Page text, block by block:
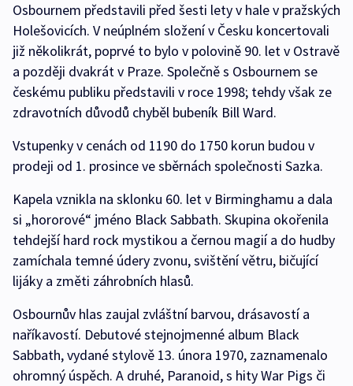
Osbournem představili před šesti lety v hale v pražských
Holešovicích. V neúplném složení v Česku koncertovali
již několikrát, poprvé to bylo v polovině 90. let v Ostravě
a později dvakrát v Praze. Společně s Osbournem se
českému publiku představili v roce 1998; tehdy však ze
zdravotních důvodů chyběl bubeník Bill Ward.
Vstupenky v cenách od 1190 do 1750 korun budou v
prodeji od 1. prosince ve sběrnách společnosti Sazka.
Kapela vznikla na sklonku 60. let v Birminghamu a dala
si „hororové“ jméno Black Sabbath. Skupina okořenila
tehdejší hard rock mystikou a černou magií a do hudby
zamíchala temné údery zvonu, svištění větru, bičující
lijáky a změti záhrobních hlasů.
Osbournův hlas zaujal zvláštní barvou, drásavostí a
naříkavostí. Debutové stejnojmenné album Black
Sabbath, vydané stylově 13. února 1970, zaznamenalo
ohromný úspěch. A druhé, Paranoid, s hity War Pigs či